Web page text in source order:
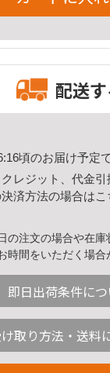
配送
頃のお届け予定で
レジット、代金引
済方法の場合はこ
の注文の場合や在庫
時間をいただく場合
即日出荷条件に
取り方法・送料